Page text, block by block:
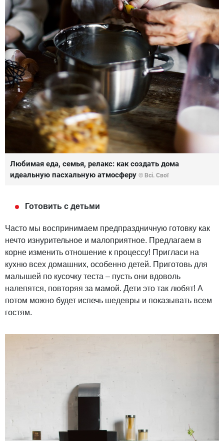
Любимая еда, семья, релакс: как создать дома
идеальную пасхальную атмосферу © Всі. Свої
Готовить с детьми
Часто мы воспринимаем предпраздничную готовку как
нечто изнурительное и малоприятное. Предлагаем в
корне изменить отношение к процессу! Пригласи на
кухню всех домашних, особенно детей. Приготовь для
малышей по кусочку теста – пусть они вдоволь
налепятся, повторяя за мамой. Дети это так любят! А
потом можно будет испечь шедевры и показывать всем
гостям.